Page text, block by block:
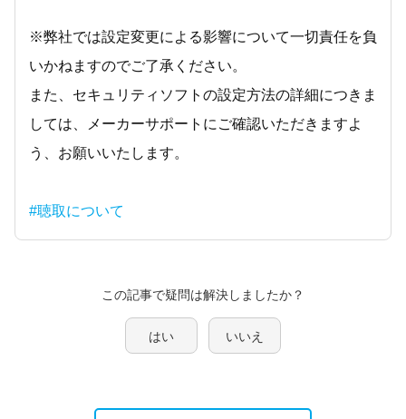
※弊社では設定変更による影響について一切責任を負
いかねますのでご了承ください。
また、セキュリティソフトの設定方法の詳細につきま
しては、メーカーサポートにご確認いただきますよ
う、お願いいたします。
#聴取について
この記事で疑問は解決しましたか？
はい いいえ